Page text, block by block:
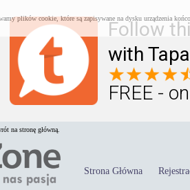
Follow
with
FREE -
plików cookie, które są zapisywane na dysku urządzenia
na stronę główną.
Strona Główna